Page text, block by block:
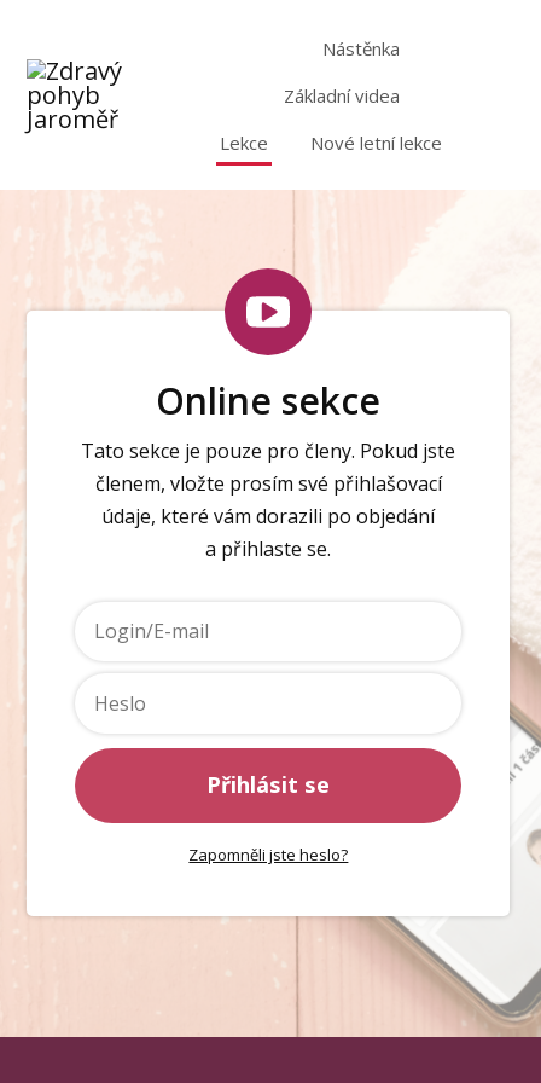
Nástěnka
Základní videa
Lekce
Nové letní lekce
Online sekce
Tato sekce je pouze pro členy. Pokud jste
členem, vložte prosím své přihlašovací
údaje, které vám dorazili po objedání
a přihlaste se.
Přihlásit se
Zapomněli jste heslo?